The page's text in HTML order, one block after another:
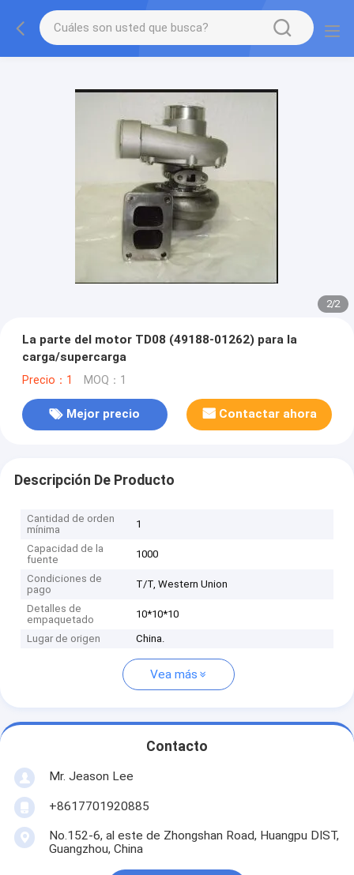
2/2
La parte del motor TD08 (49188-01262) para la
carga/supercarga
Precio：1 MOQ：1
Mejor precio Contactar ahora
Descripción De Producto
Cantidad de orden
mínima
1
Capacidad de la
fuente
1000
Condiciones de
pago
T/T, Western Union
Detalles de
empaquetado
10*10*10
Lugar de origen China.
Vea más
Contacto
Mr. Jeason Lee
+8617701920885
No.152-6, al este de Zhongshan Road, Huangpu DIST,
Guangzhou, China